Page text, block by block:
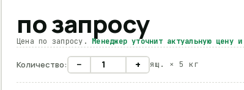
по запросу
Цена по запросу. Менеджер уточнит актуальную цену
Количество: − + ящ. × 5 кг